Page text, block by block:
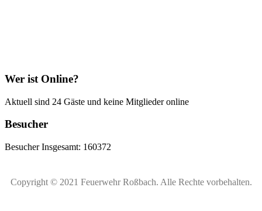
Wer ist Online?
Aktuell sind 24 Gäste und keine Mitglieder online
Besucher
Besucher Insgesamt: 160372
Copyright © 2021 Feuerwehr Roßbach. Alle Rechte vorbehalten.